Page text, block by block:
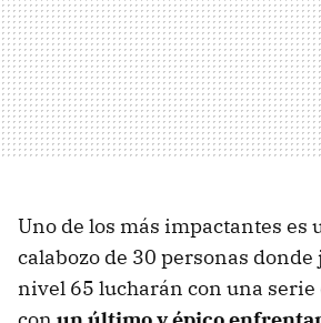
Uno de los más impactantes es
calabozo de 30 personas donde
nivel 65 lucharán con una serie